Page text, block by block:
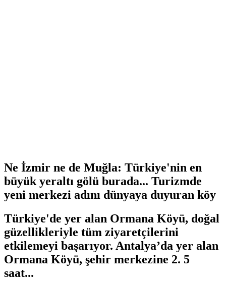
Ne İzmir ne de Muğla: Türkiye'nin en
büyük yeraltı gölü burada... Turizmde
yeni merkezi adını dünyaya duyuran köy
Türkiye'de yer alan Ormana Köyü, doğal
güzellikleriyle tüm ziyaretçilerini
etkilemeyi başarıyor. Antalya’da yer alan
Ormana Köyü, şehir merkezine 2. 5
saat...